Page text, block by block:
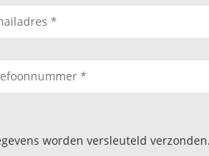
worden versleuteld verzonden.